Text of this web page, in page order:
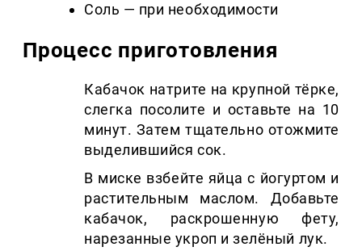
Соль — при необходимости
Процесс приготовления
Кабачок натрите на крупной тёрке,
слегка посолите и оставьте на 10
минут. Затем тщательно отожмите
выделившийся сок.
В миске взбейте яйца с йогуртом и
растительным маслом. Добавьте
кабачок, раскрошенную фету,
нарезанные укроп и зелёный лук.